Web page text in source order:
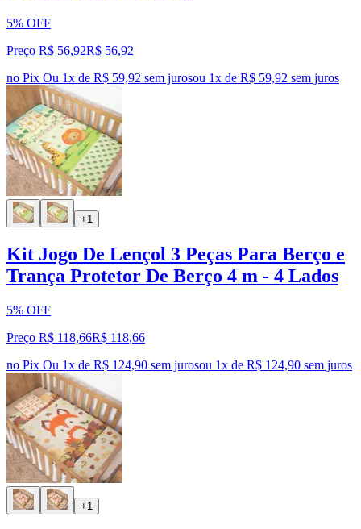
5% OFF
Preço R$ 56,92R$ 56,92
no Pix Ou 1x de R$ 59,92 sem jurosou 1x de R$ 59,92 sem juros
+1
Kit Jogo De Lençol 3 Peças Para Berço e
Trança Protetor De Berço 4 m - 4 Lados
5% OFF
Preço R$ 118,66R$ 118,66
no Pix Ou 1x de R$ 124,90 sem jurosou 1x de R$ 124,90 sem juros
+1